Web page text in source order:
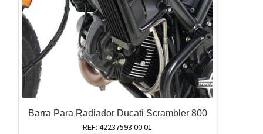
Barra Para Radiador Ducati Scrambler 800
REF: 42237593 00 01